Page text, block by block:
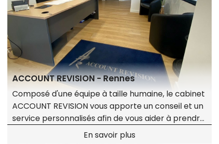
ACCOUNT REVISION - Rennes
Composé d'une équipe à taille humaine, le cabinet
ACCOUNT REVISION vous apporte un conseil et un
service personnalisés afin de vous aider à prendre
les bonnes décisions au bon moment.
En savoir plus